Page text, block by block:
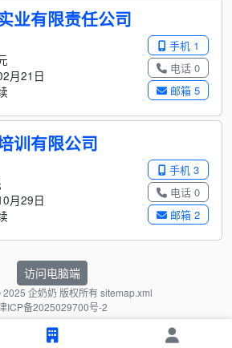
业有限责任公司
手机 1
电话 0
邮箱 5
月21日
训有限公司
手机 3
电话 0
邮箱 2
月29日
访问电脑端
企奶奶 版权所有sitemap.xml
ICP备2025029700号-2